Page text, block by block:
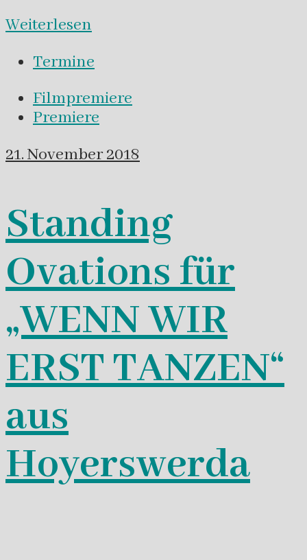
Weiterlesen
Termine
Filmpremiere
Premiere
21. November 2018
Standing
Ovations für
„WENN WIR
ERST TANZEN“
aus
Hoyerswerda